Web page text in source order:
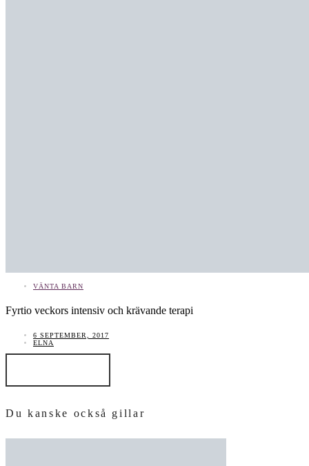
VÄNTA BARN
Fyrtio veckors intensiv och krävande terapi
6 SEPTEMBER, 2017
ELNA
Du kanske också gillar